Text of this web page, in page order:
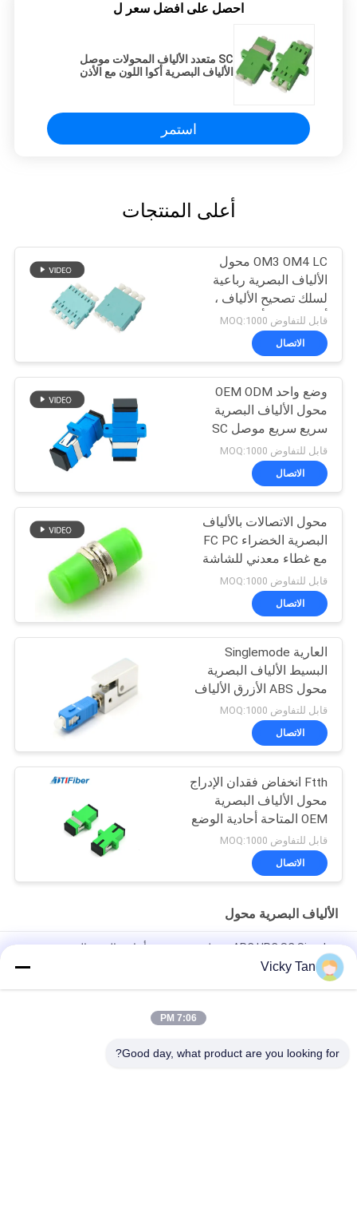
احصل على افضل سعر ل
SC متعدد الألياف المحولات موصل
الألياف البصرية أكوا اللون مع الأذن
استمر
أعلى المنتجات
OM3 OM4 LC محول
الألياف البصرية رباعية
لسلك تصحيح الألياف ،
أزرق / بيج / أكوا
قابل للتفاوض MOQ:1000
الاتصال
وضع واحد OEM ODM
محول الألياف البصرية
سريع سريع موصل SC
دوبلكس
قابل للتفاوض MOQ:1000
الاتصال
محول الاتصالات بالألياف
البصرية الخضراء FC PC
مع غطاء معدني للشاشة
قابل للتفاوض MOQ:1000
الاتصال
العارية Singlemode
البسيط الألياف البصرية
محول ABS الأزرق الألياف
بالتبني
قابل للتفاوض MOQ:1000
الاتصال
Ftth انخفاض فقدان الإدراج
محول الألياف البصرية
OEM المتاحة أحادية الوضع
المتعدد
قابل للتفاوض MOQ:1000
الاتصال
الألياف البصرية محول
APC UPC SC Simplex محول بصري شفة أحادية الوضع المتعدد
FTTX
Vicky Tan
7:06 PM
Good day, what product are you looking for?